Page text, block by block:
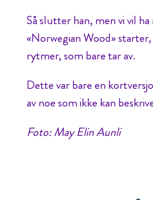
Så slutter han, men vi vil
«Norwegian Wood»
rytmer, som bare tar av.
Dette var bare en
av noe som ikke kan
Foto: May Elin Aunli